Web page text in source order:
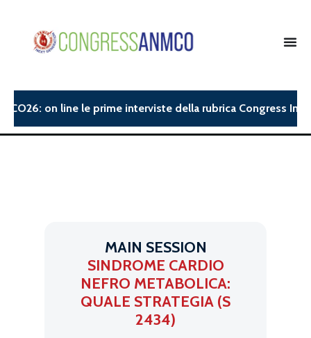
on line le prime interviste della rubrica Congress
MAIN SESSION
SINDROME CARDIO
NEFRO METABOLICA:
QUALE STRATEGIA (S
2434)